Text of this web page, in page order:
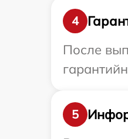
4
После
5